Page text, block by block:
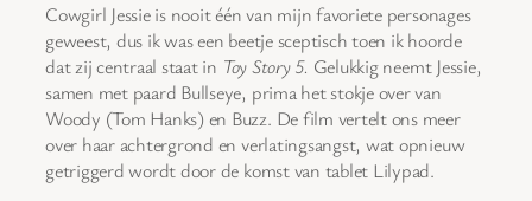
Cowgirl Jessie is nooit één van mijn favoriete personages
geweest, dus ik was een beetje sceptisch toen ik hoorde
dat zij centraal staat in Toy Story 5. Gelukkig neemt Jessie,
samen met paard Bullseye, prima het stokje over van
Woody (Tom Hanks) en Buzz. De film vertelt ons meer
over haar achtergrond en verlatingsangst, wat opnieuw
getriggerd wordt door de komst van tablet Lilypad.